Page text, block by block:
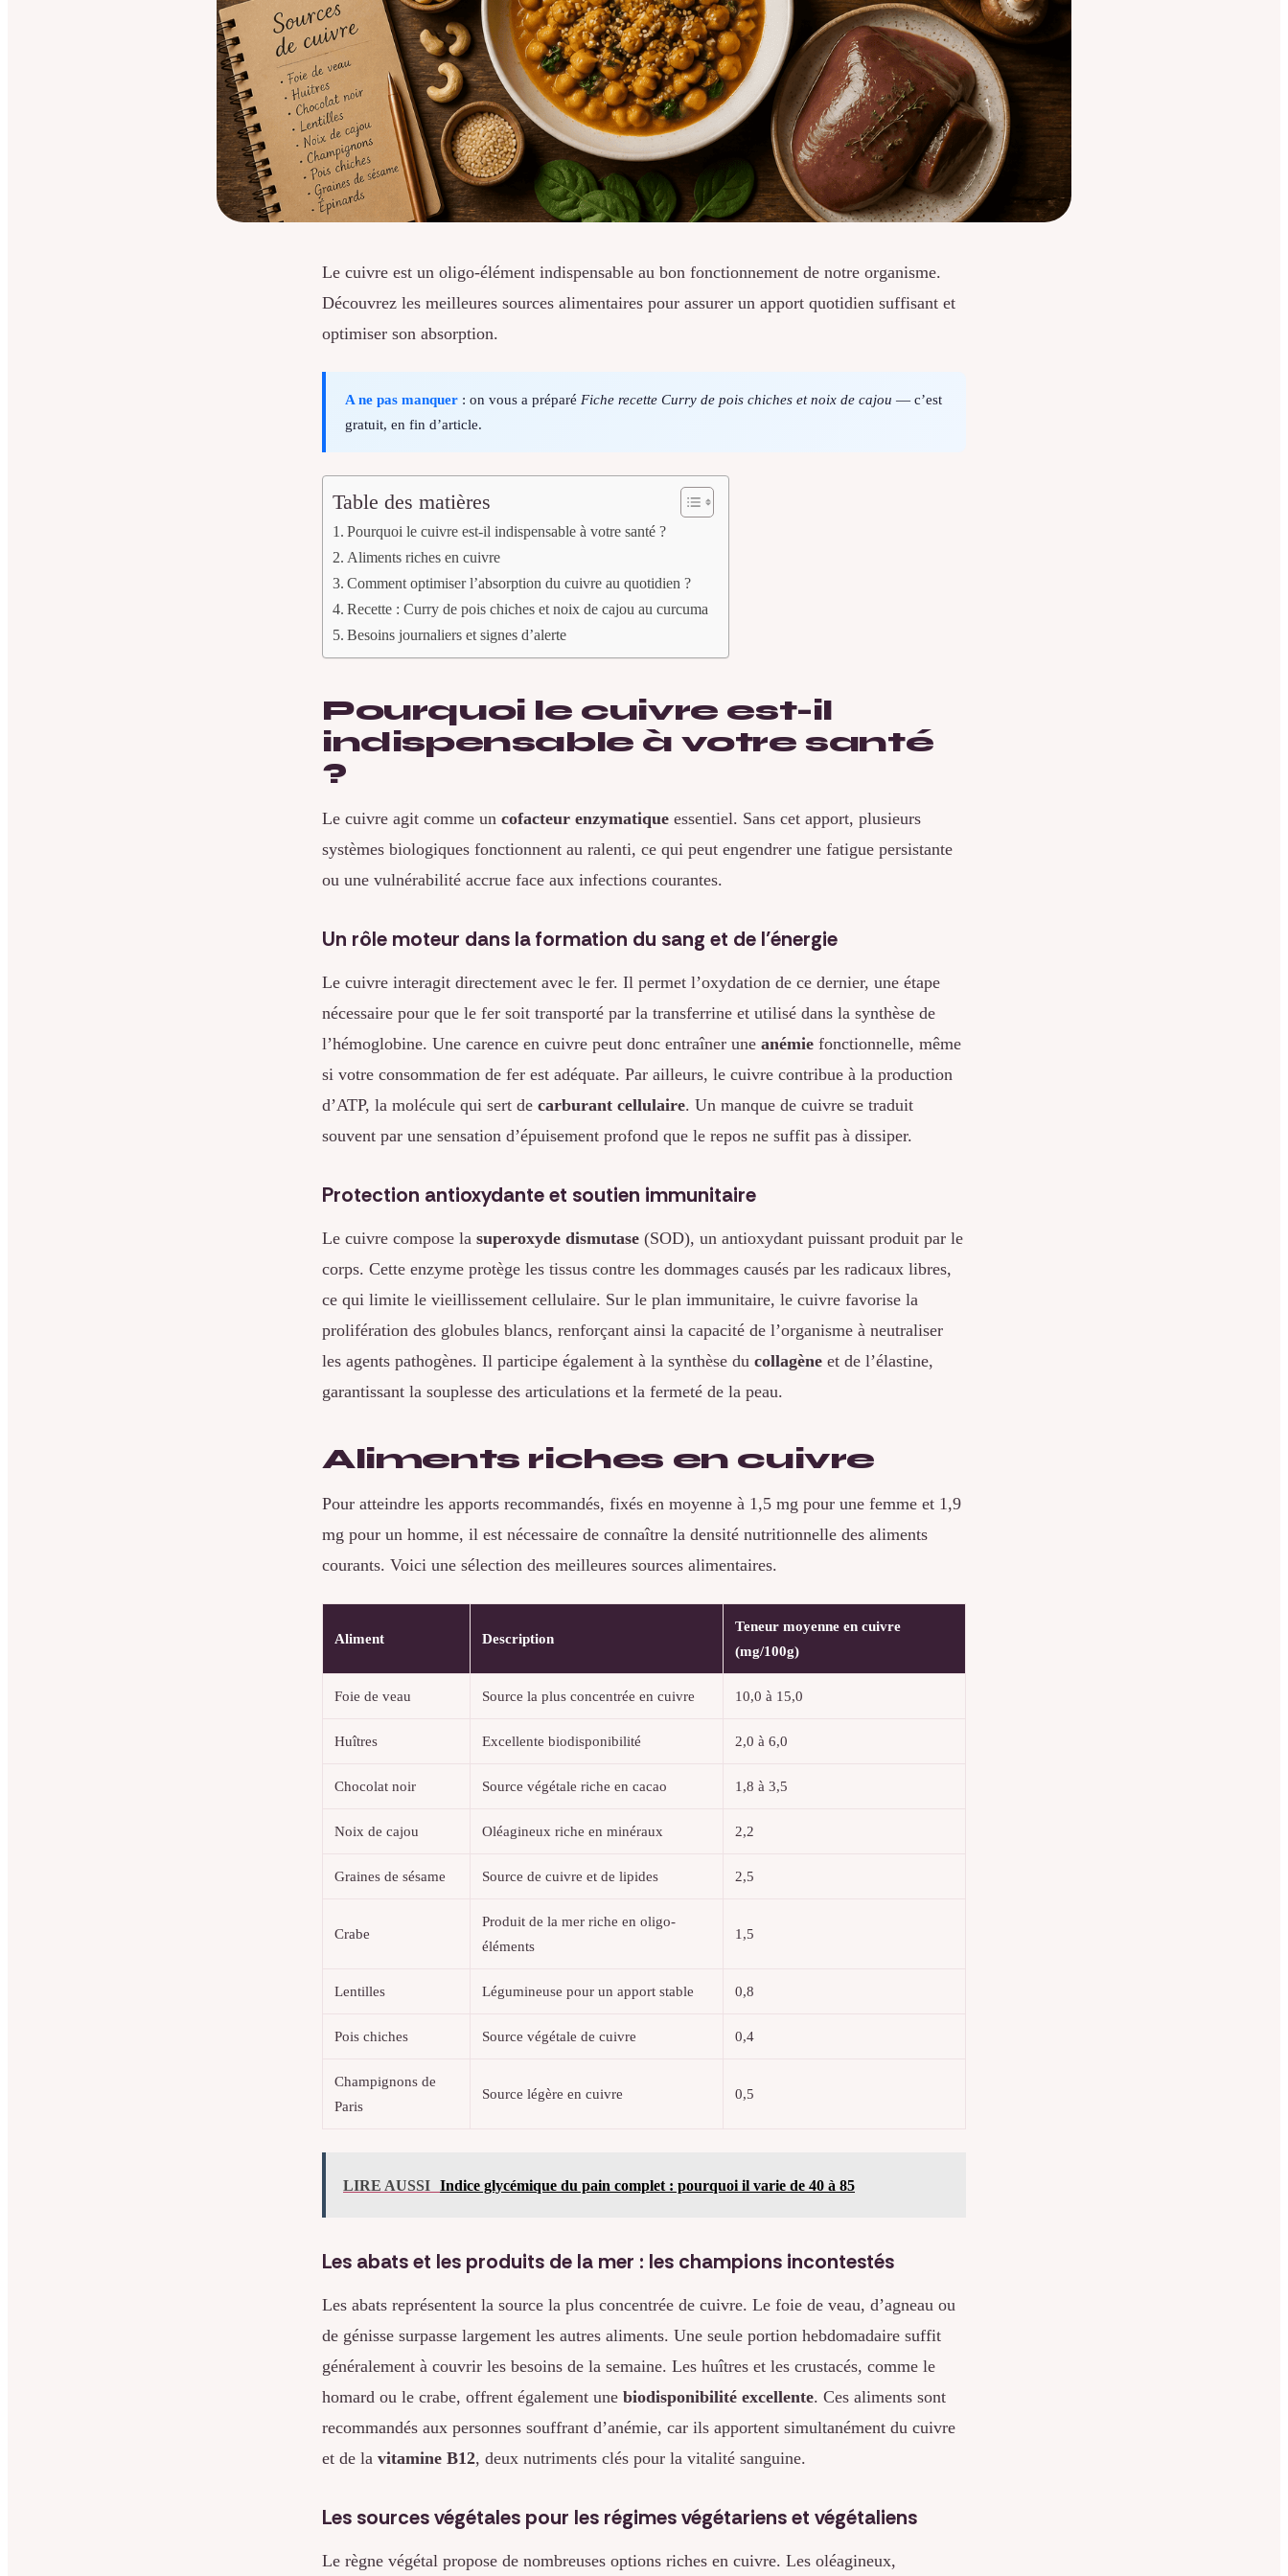
Le cuivre est un oligo-élément indispensable au bon fonctionnement de notre organisme.
Découvrez les meilleures sources alimentaires pour assurer un apport quotidien suffisant et
optimiser son absorption.
A ne pas manquer : on vous a préparé Fiche recette Curry de pois chiches et noix de cajou — c’est
gratuit, en fin d’article.
Table des matières
Pourquoi le cuivre est-il indispensable à votre santé ?
Aliments riches en cuivre
Comment optimiser l’absorption du cuivre au quotidien ?
Recette : Curry de pois chiches et noix de cajou au curcuma
Besoins journaliers et signes d’alerte
Pourquoi le cuivre est-il
indispensable à votre santé
?
Le cuivre agit comme un cofacteur enzymatique essentiel. Sans cet apport, plusieurs
systèmes biologiques fonctionnent au ralenti, ce qui peut engendrer une fatigue persistante
ou une vulnérabilité accrue face aux infections courantes.
Un rôle moteur dans la formation du sang et de l’énergie
Le cuivre interagit directement avec le fer. Il permet l’oxydation de ce dernier, une étape
nécessaire pour que le fer soit transporté par la transferrine et utilisé dans la synthèse de
l’hémoglobine. Une carence en cuivre peut donc entraîner une anémie fonctionnelle, même
si votre consommation de fer est adéquate. Par ailleurs, le cuivre contribue à la production
d’ATP, la molécule qui sert de carburant cellulaire. Un manque de cuivre se traduit
souvent par une sensation d’épuisement profond que le repos ne suffit pas à dissiper.
Protection antioxydante et soutien immunitaire
Le cuivre compose la superoxyde dismutase (SOD), un antioxydant puissant produit par le
corps. Cette enzyme protège les tissus contre les dommages causés par les radicaux libres,
ce qui limite le vieillissement cellulaire. Sur le plan immunitaire, le cuivre favorise la
prolifération des globules blancs, renforçant ainsi la capacité de l’organisme à neutraliser
les agents pathogènes. Il participe également à la synthèse du collagène et de l’élastine,
garantissant la souplesse des articulations et la fermeté de la peau.
Aliments riches en cuivre
Pour atteindre les apports recommandés, fixés en moyenne à 1,5 mg pour une femme et 1,9
mg pour un homme, il est nécessaire de connaître la densité nutritionnelle des aliments
courants. Voici une sélection des meilleures sources alimentaires.
Aliment Description
Teneur moyenne en cuivre
(mg/100g)
Foie de veau Source la plus concentrée en cuivre 10,0 à 15,0
Huîtres Excellente biodisponibilité 2,0 à 6,0
Chocolat noir Source végétale riche en cacao 1,8 à 3,5
Noix de cajou Oléagineux riche en minéraux 2,2
Graines de sésame Source de cuivre et de lipides 2,5
Crabe
Produit de la mer riche en oligo-
éléments
1,5
Lentilles Légumineuse pour un apport stable 0,8
Pois chiches Source végétale de cuivre 0,4
Champignons de
Paris
Source légère en cuivre 0,5
LIRE AUSSI Indice glycémique du pain complet : pourquoi il varie de 40 à 85
Les abats et les produits de la mer : les champions incontestés
Les abats représentent la source la plus concentrée de cuivre. Le foie de veau, d’agneau ou
de génisse surpasse largement les autres aliments. Une seule portion hebdomadaire suffit
généralement à couvrir les besoins de la semaine. Les huîtres et les crustacés, comme le
homard ou le crabe, offrent également une biodisponibilité excellente. Ces aliments sont
recommandés aux personnes souffrant d’anémie, car ils apportent simultanément du cuivre
et de la vitamine B12, deux nutriments clés pour la vitalité sanguine.
Les sources végétales pour les régimes végétariens et végétaliens
Le règne végétal propose de nombreuses options riches en cuivre. Les oléagineux,